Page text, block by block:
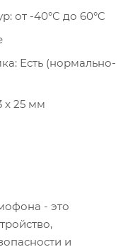
от -40°C до 60°C
Есть (нормально-
x 25 мм
- это
и